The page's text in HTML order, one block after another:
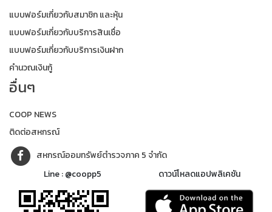
แบบฟอร์มเกี่ยวกับสมาชิก และหุ้น
แบบฟอร์มเกี่ยวกับบริการสินเชื่อ
แบบฟอร์มเกี่ยวกับบริการเงินฝาก
คำนวณเงินกู้
อื่นๆ
COOP NEWS
ติดต่อสหกรณ์
สหกรณ์ออมทรัพย์ตำรวจภาค 5 จำกัด
Line : @coopp5
ดาวน์โหลดแอปพลิเคชัน